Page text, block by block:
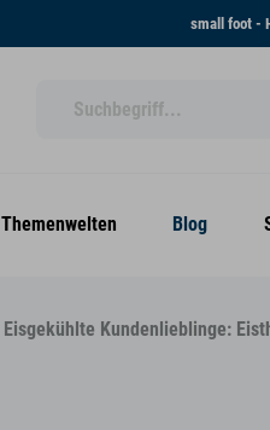
small foot -
Themenwelten Blog
Eisgekühlte Kundenlieblinge: